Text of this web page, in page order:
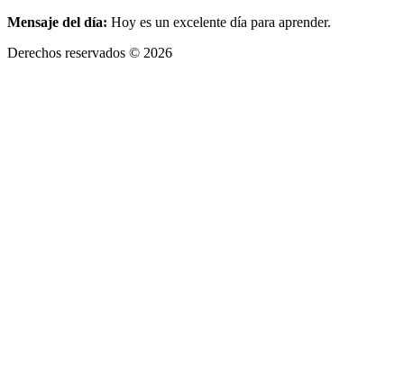
Mensaje del día: Hoy es un excelente día para aprender.
Derechos reservados © 2026